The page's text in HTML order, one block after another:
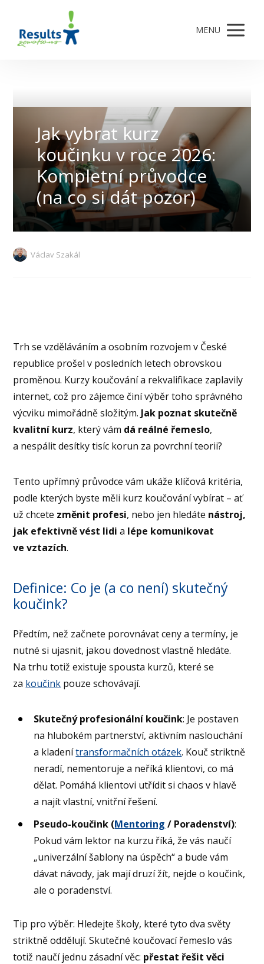
MENU
Jak vybrat kurz
koučinku v roce 2026:
Kompletní průvodce
(na co si dát pozor)
Václav Szakál
Trh se vzděláváním a osobním rozvojem v České
republice prošel v posledních letech obrovskou
proměnou. Kurzy koučování a rekvalifikace zaplavily
internet, což pro zájemce činí výběr toho správného
výcviku mimořádně složitým. Jak poznat skutečně
kvalitní kurz, který vám dá reálné řemeslo,
a nespálit desítky tisíc korun za povrchní teorii?
Tento upřímný průvodce vám ukáže klíčová kritéria,
podle kterých byste měli kurz koučování vybírat – ať
už chcete změnit profesi, nebo jen hledáte nástroj,
jak efektivně vést lidi a lépe komunikovat
ve vztazích.
Definice: Co je (a co není) skutečný
koučink?
Předtím, než začnete porovnávat ceny a termíny, je
nutné si ujasnit, jakou dovednost vlastně hledáte.
Na trhu totiž existuje spousta kurzů, které se
za koučink pouze schovávají.
Skutečný profesionální koučink: Je postaven
na hlubokém partnerství, aktivním naslouchání
a kladenítransformačních otázek. Kouč striktně
neradí, nementoruje a neříká klientovi, co má
dělat. Pomáhá klientovi utřídit si chaos v hlavě
a najít vlastní, vnitřní řešení.
Pseudo-koučink (Mentoring / Poradenství):
Pokud vám lektor na kurzu říká, že vás naučí
„univerzální šablony na úspěch“ a bude vám
dávat návody, jak mají druzí žít, nejde o koučink,
ale o poradenství.
Tip pro výběr: Hledejte školy, které tyto dva světy
striktně oddělují. Skutečné koučovací řemeslo vás
totiž naučí jednu zásadní věc: přestat řešit věci